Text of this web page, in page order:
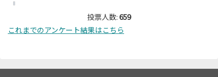
投票人数:659
これまでのアンケート結果はこちら